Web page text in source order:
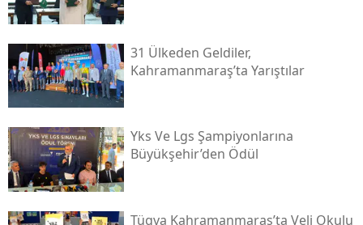
31 Ülkeden Geldiler,
Kahramanmaraş’ta Yarıştılar
Yks Ve Lgs Şampiyonlarına
Büyükşehir’den Ödül
Tügva Kahramanmaraş’ta Veli Okulu